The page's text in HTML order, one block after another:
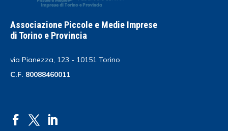
Associazione Piccole e Medie Imprese
di Torino e Provincia
via Pianezza, 123 - 10151 Torino
C.F. 80088460011